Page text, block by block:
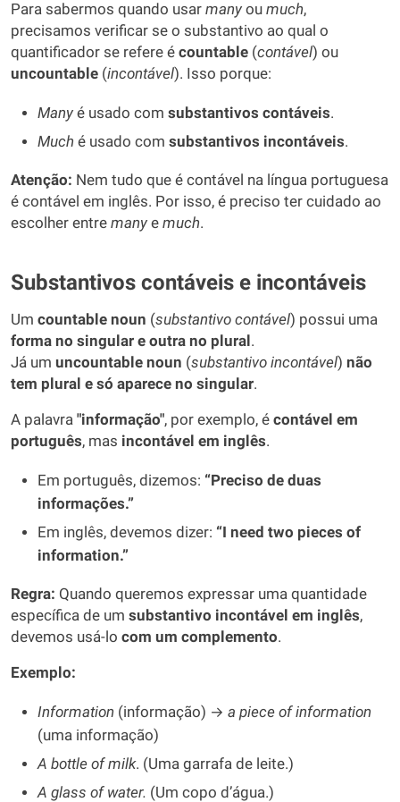
Para sabermos quando usar many ou much,
precisamos verificar se o substantivo ao qual o
quantificador se refere é countable (contável) ou
uncountable (incontável). Isso porque:
Many é usado com substantivos contáveis.
Much é usado com substantivos incontáveis.
Atenção: Nem tudo que é contável na língua portuguesa
é contável em inglês. Por isso, é preciso ter cuidado ao
escolher entre many e much.
Substantivos contáveis e incontáveis
Um countable noun (substantivo contável) possui uma
forma no singular e outra no plural.
Já um uncountable noun (substantivo incontável) não
tem plural e só aparece no singular.
A palavra "informação", por exemplo, é contável em
português, mas incontável em inglês.
Em português, dizemos: “Preciso de duas
informações.”
Em inglês, devemos dizer: “I need two pieces of
information.”
Regra: Quando queremos expressar uma quantidade
específica de um substantivo incontável em inglês,
devemos usá-lo com um complemento.
Exemplo:
Information (informação) → a piece of information
(uma informação)
A bottle of milk. (Uma garrafa de leite.)
A glass of water. (Um copo d’água.)